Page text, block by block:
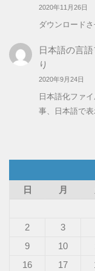
2020年11月26日
ダウンロード
日本語の言
り
2020年9月24日
日本語化ファ
事、日本語で
日
月
2
3
9
10
16
17